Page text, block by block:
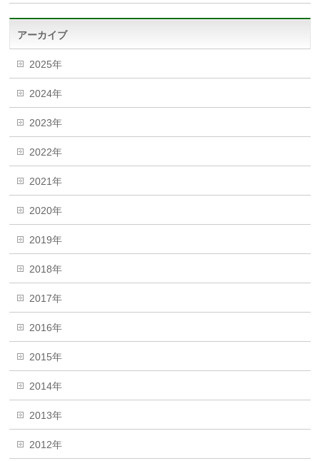
アーカイブ
2025年
2024年
2023年
2022年
2021年
2020年
2019年
2018年
2017年
2016年
2015年
2014年
2013年
2012年